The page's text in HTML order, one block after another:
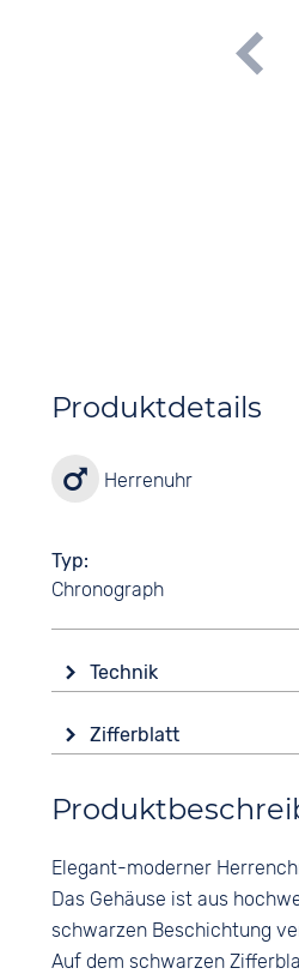
Produktdetails
Herrenuhr
Typ
Chronograph
Technik
Batterie (Quarz)
Datumsanzeige
Wasserdicht
Zifferblatt
Analog
Schwarz
Ziffern
Arabisch
Elegant-moderner
Das Gehäuse ist aus
schwarzen Beschichtung
Auf dem schwarzen